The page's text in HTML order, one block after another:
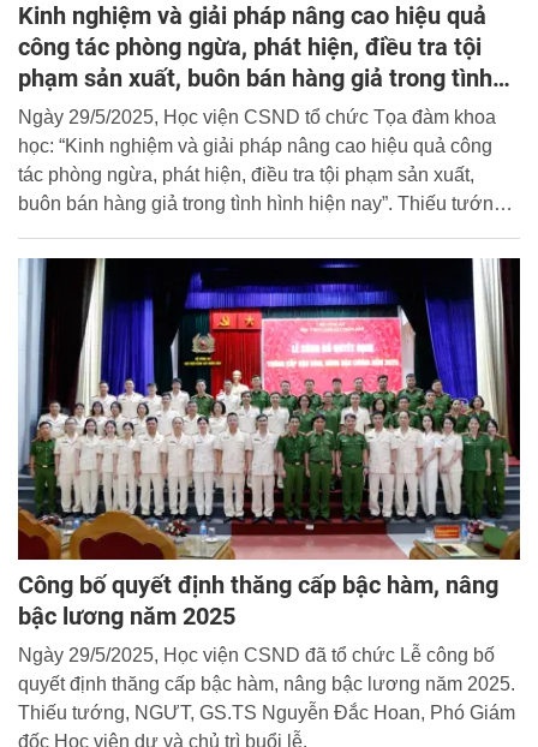
Kinh nghiệm và giải pháp nâng cao hiệu quả
công tác phòng ngừa, phát hiện, điều tra tội
phạm sản xuất, buôn bán hàng giả trong tình
hình hiện nay
Ngày 29/5/2025, Học viện CSND tổ chức Tọa đàm khoa
học: “Kinh nghiệm và giải pháp nâng cao hiệu quả công
tác phòng ngừa, phát hiện, điều tra tội phạm sản xuất,
buôn bán hàng giả trong tình hình hiện nay”. Thiếu tướng,
GS. TS Nguyễn Đắc Hoan, Phó Giám đốc Học viện dự và
chủ trì Tọa đàm.
Công bố quyết định thăng cấp bậc hàm, nâng
bậc lương năm 2025
Ngày 29/5/2025, Học viện CSND đã tổ chức Lễ công bố
quyết định thăng cấp bậc hàm, nâng bậc lương năm 2025.
Thiếu tướng, NGƯT, GS.TS Nguyễn Đắc Hoan, Phó Giám
đốc Học viện dự và chủ trì buổi lễ.